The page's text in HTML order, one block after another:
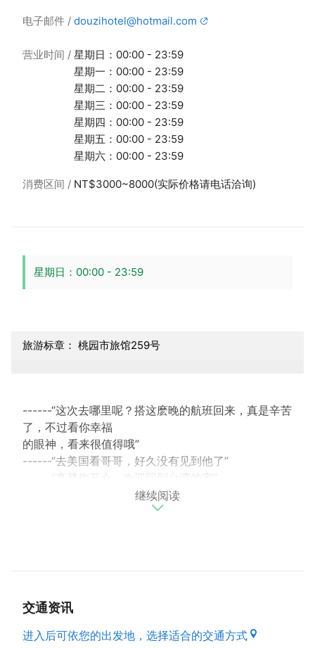
电子邮件 douzihotel@hotmail.com
营业时间
星期日：00:00 - 23:59
星期一：00:00 - 23:59
星期二：00:00 - 23:59
星期三：00:00 - 23:59
星期四：00:00 - 23:59
星期五：00:00 - 23:59
星期六：00:00 - 23:59
消费区间 NT$3000~8000(实际价格请电话洽询)
星期日：00:00 - 23:59
旅游标章： 桃园市旅馆259号
------“这次去哪里呢？搭这麽晚的航班回来，真是辛苦
了，不过看你幸福
的眼神，看来很值得哦”
------“去美国看哥哥，好久没有见到他了”
------“真替你开心，欢迎回到台湾的家”
------“看您疲惫的眼神，是您坐太久飞机了吗？”
------“是啊，飞了20多个小时，这次去南非，看到了
long is your flight?”
-----”Yes, first time come and it is so exciting for
继续阅读
交通资讯
进入后可依您的出发地，选择适合的交通方式